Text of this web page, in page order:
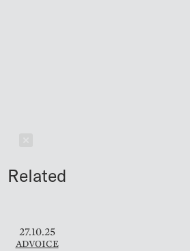
Related
27.10.25
ADVOICE